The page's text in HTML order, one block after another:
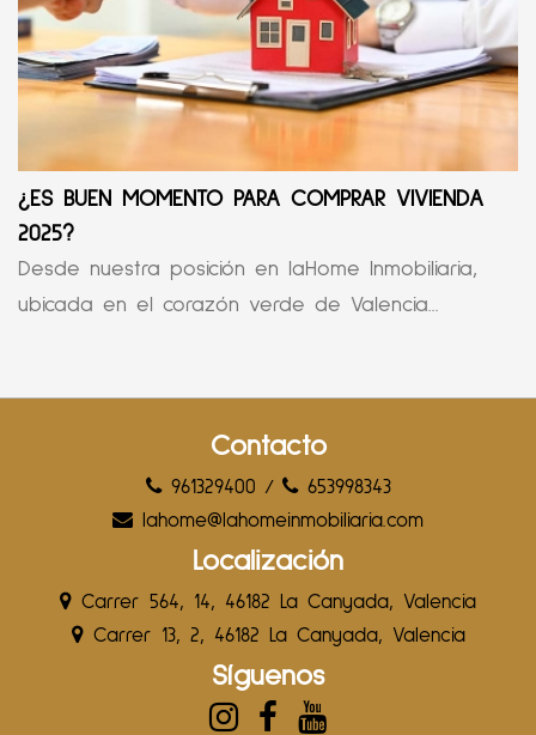
¿ES BUEN MOMENTO PARA COMPRAR VIVIENDA
2025?
Desde nuestra posición en laHome Inmobiliaria,
ubicada en el corazón verde de Valencia...
Contacto
961329400 /
653998343
lahome@lahomeinmobiliaria.com
Localización
Carrer 564, 14, 46182 La Canyada, Valencia
Carrer 13, 2, 46182 La Canyada, Valencia
Síguenos